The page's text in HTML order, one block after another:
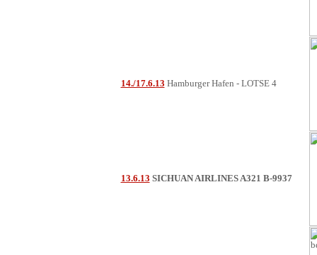
14./17.6.13 Hamburger Hafen - LOTSE 4
13.6.13 SICHUAN AIRLINES A321 B-9937